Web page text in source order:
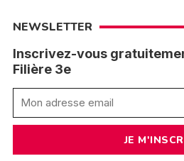
NEWSLETTER
Inscrivez-vous
Filière 3e